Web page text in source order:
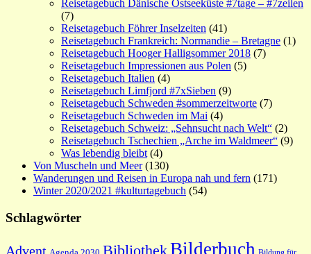
Reisetagebuch Dänische Ostseeküste #7tage – #7zeilen
(7)
Reisetagebuch Föhrer Inselzeiten (41)
Reisetagebuch Frankreich: Normandie – Bretagne (1)
Reisetagebuch Hooger Halligsommer 2018 (7)
Reisetagebuch Impressionen aus Polen (5)
Reisetagebuch Italien (4)
Reisetagebuch Limfjord #7xSieben (9)
Reisetagebuch Schweden #sommerzeitworte (7)
Reisetagebuch Schweden im Mai (4)
Reisetagebuch Schweiz: „Sehnsucht nach Welt“ (2)
Reisetagebuch Tschechien „Arche im Waldmeer“ (9)
Was lebendig bleibt (4)
Von Muscheln und Meer(130)
Wanderungen und Reisen in Europa nah und fern (171)
Winter 2020/2021 #kulturtagebuch (54)
Schlagwörter
Advent BibliothekBilderbuch